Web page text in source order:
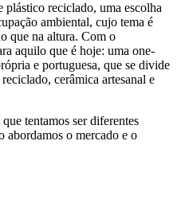
reciclado, uma escolha
ambiental, cujo tema é
que na altura. Com o
aquilo que é hoje: uma one-
e portuguesa, que se divide
cerâmica artesanal e
tentamos ser diferentes
abordamos o mercado e o